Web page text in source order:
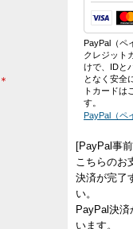
＊
PayPal（ペ
クレジット
けで、IDと
となく安全
トカードは
す。
PayPal（ペ
[PayPal事
こちらのお
決済が完了
い。
PayPal決
います。